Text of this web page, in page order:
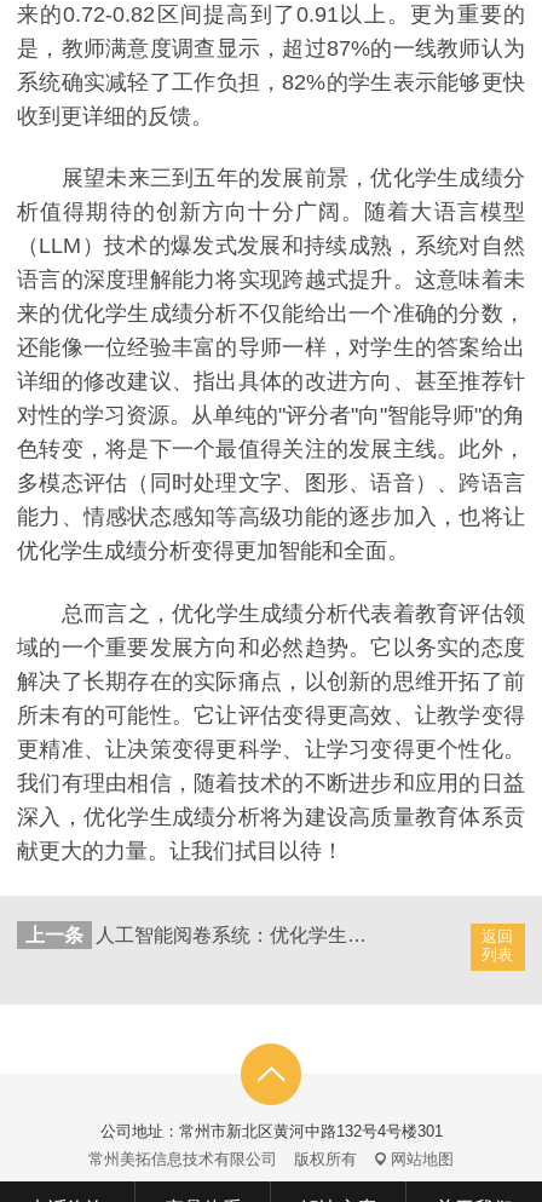
来的0.72-0.82区间提高到了0.91以上。更为重要的
是，教师满意度调查显示，超过87%的一线教师认为
系统确实减轻了工作负担，82%的学生表示能够更快
收到更详细的反馈。
展望未来三到五年的发展前景，优化学生成绩分
析值得期待的创新方向十分广阔。随着大语言模型
（LLM）技术的爆发式发展和持续成熟，系统对自然
语言的深度理解能力将实现跨越式提升。这意味着未
来的优化学生成绩分析不仅能给出一个准确的分数，
还能像一位经验丰富的导师一样，对学生的答案给出
详细的修改建议、指出具体的改进方向、甚至推荐针
对性的学习资源。从单纯的"评分者"向"智能导师"的角
色转变，将是下一个最值得关注的发展主线。此外，
多模态评估（同时处理文字、图形、语音）、跨语言
能力、情感状态感知等高级功能的逐步加入，也将让
优化学生成绩分析变得更加智能和全面。
总而言之，优化学生成绩分析代表着教育评估领
域的一个重要发展方向和必然趋势。它以务实的态度
解决了长期存在的实际痛点，以创新的思维开拓了前
所未有的可能性。它让评估变得更高效、让教学变得
更精准、让决策变得更科学、让学习变得更个性化。
我们有理由相信，随着技术的不断进步和应用的日益
深入，优化学生成绩分析将为建设高质量教育体系贡
献更大的力量。让我们拭目以待！
返回
列表
上一条 人工智能阅卷系统：优化学生成绩处理效率
公司地址：常州市新北区黄河中路132号4号楼301
常州美拓信息技术有限公司
版权所有 网站地图